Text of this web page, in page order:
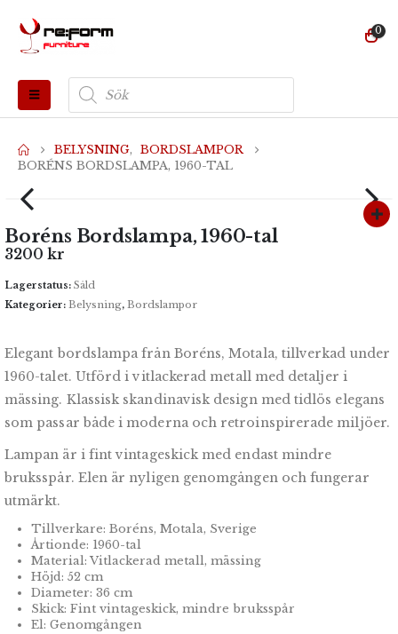
0
Produktsökning
BELYSNING, BORDSLAMPOR
BORÉNS BORDSLAMPA, 1960-TAL
Boréns Bordslampa, 1960-tal
3200 kr
Lagerstatus: Såld
Kategorier: Belysning, Bordslampor
Elegant bordslampa från Boréns, Motala, tillverkad under
1960-talet. Utförd i vitlackerad metall med detaljer i
mässing. Klassisk skandinavisk design med tidlös elegans
som passar både i moderna och retroinspirerade miljöer.
Lampan är i fint vintageskick med endast mindre
bruksspår. Elen är nyligen genomgången och fungerar
utmärkt.
Tillverkare: Boréns, Motala, Sverige
Årtionde: 1960-tal
Material: Vitlackerad metall, mässing
Höjd: 52 cm
Diameter: 36 cm
Skick: Fint vintageskick, mindre bruksspår
El: Genomgången